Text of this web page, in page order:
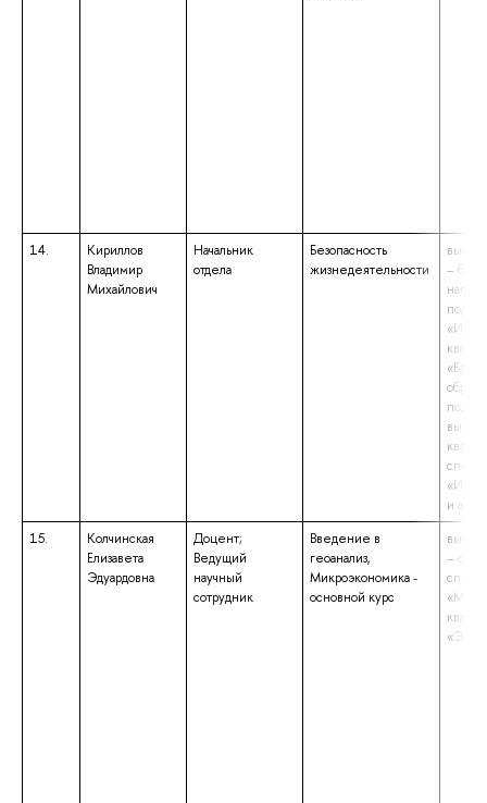
14.
Кириллов
Владимир
Михайлович
Начальник
отдела
Безопасность
жизнедеятельности
–
и
15.
Колчинская
Елизавета
Эдуардовна
Доцент;
Ведущий
научный
сотрудник
Введение в
геоанализ,
Микроэкономика -
основной курс
–